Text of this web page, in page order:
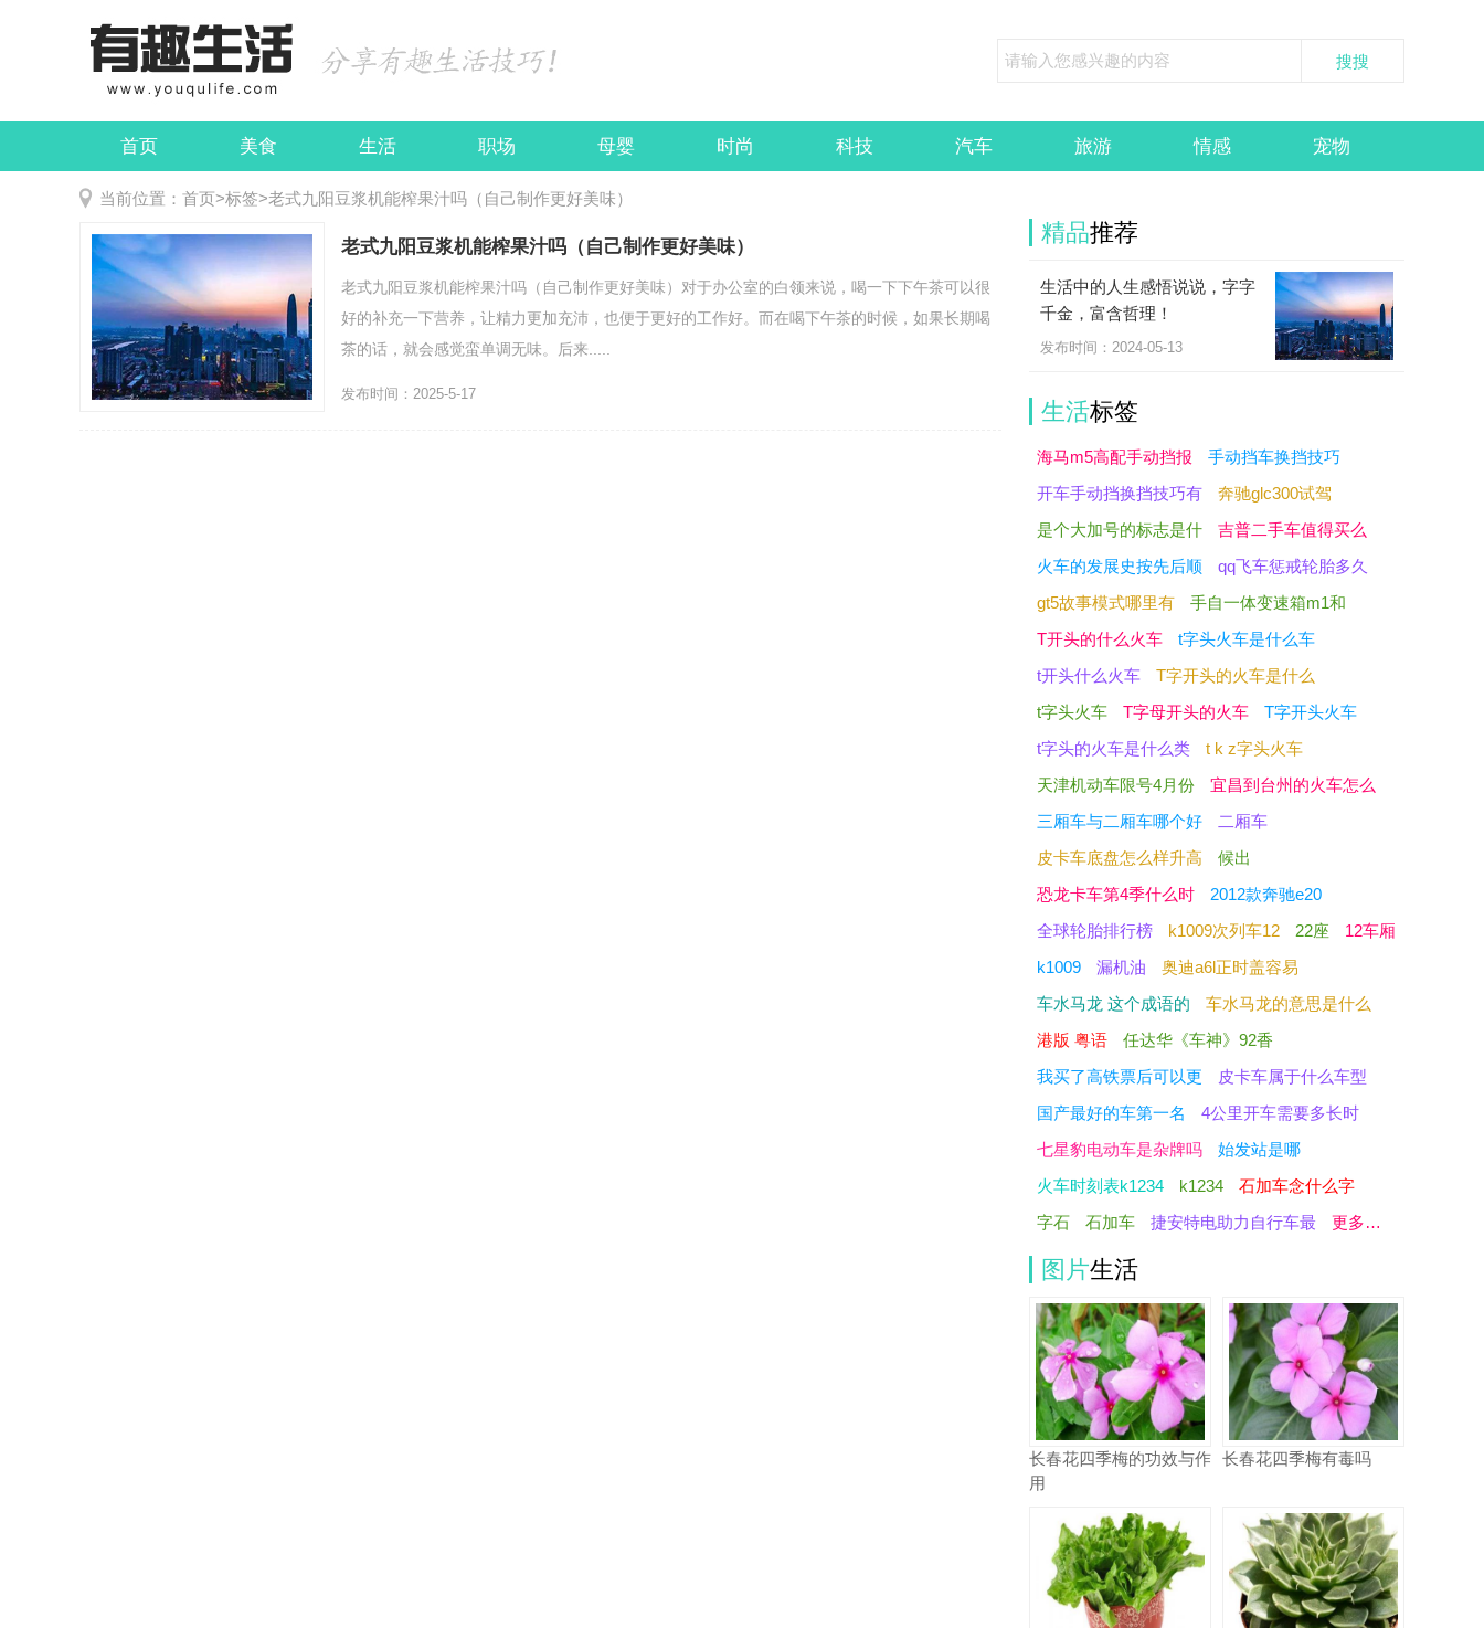
首页 美食 生活 职场 母婴 时尚 科技 汽车 旅游 情感 宠物
娱乐 民俗
当前位置： 首页>标签>老式九阳豆浆机能榨果汁吗（自己制作更好美味）
老式九阳豆浆机能榨果汁吗（自己制作更好美味）
老式九阳豆浆机能榨果汁吗（自己制作更好美味）对于办公室的白领来说，喝一下下午茶可以很
好的补充一下营养，让精力更加充沛，也便于更好的工作好。而在喝下午茶的时候，如果长期喝
茶的话，就会感觉蛮单调无味。后来.....
发布时间：2025-5-17
精品推荐
生活中的人生感悟说说，字字
千金，富含哲理！
发布时间：2024-05-13
生活标签
海马m5高配手动挡报
手动挡车换挡技巧
开车手动挡换挡技巧有
奔驰glc300试驾
是个大加号的标志是什
吉普二手车值得买么
火车的发展史按先后顺
qq飞车惩戒轮胎多久
gt5故事模式哪里有
手自一体变速箱m1和
T开头的什么火车
t字头火车是什么车
t开头什么火车
T字开头的火车是什么
t字头火车
T字母开头的火车
T字开头火车
t字头的火车是什么类
t k z字头火车
天津机动车限号4月份
宜昌到台州的火车怎么
三厢车与二厢车哪个好
二厢车
皮卡车底盘怎么样升高
候出
恐龙卡车第4季什么时
2012款奔驰e20
全球轮胎排行榜
k1009次列车12 22座
12车厢
k1009
漏机油
奥迪a6l正时盖容易
车水马龙 这个成语的
车水马龙的意思是什么
港版 粤语
任达华《车神》92香
我买了高铁票后可以更
皮卡车属于什么车型
国产最好的车第一名
4公里开车需要多长时
七星豹电动车是杂牌吗
始发站是哪
火车时刻表k1234
k1234
石加车念什么字
字石
石加车 捷安特电助力自行车最 更多…
图片生活
长春花四季梅的功效与作
用
长春花四季梅有毒吗